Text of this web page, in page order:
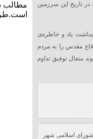
در تاریخ این سرزمین
یاد و خاطره‌ی
مقدس را به مردم
متعال توفیق تداوم
اسلامی شهر
مطالب